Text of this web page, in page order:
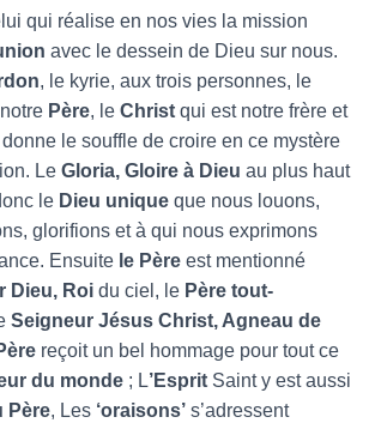
qui réalise en nos vies la mission
avec le dessein de Dieu sur nous.
, le kyrie, aux trois personnes, le
Père, le Christ qui est notre frère et
le souffle de croire en ce mystère
Le Gloria, Gloire à Dieu au plus haut
le Dieu unique que nous louons,
glorifions et à qui nous exprimons
Ensuite le Père est mentionné
Dieu, Roi du ciel, le Père tout-
Seigneur Jésus Christ, Agneau de
reçoit un bel hommage pour tout ce
du monde ; L’Esprit Saint y est aussi
Père, Les ‘oraisons’ s’adressent